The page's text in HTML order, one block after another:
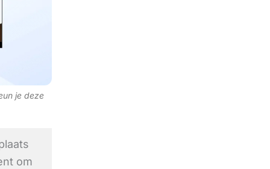
je deze
om